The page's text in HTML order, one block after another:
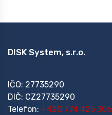
DISK System, s.r.o.
IČO: 27735290
DIČ: CZ27735290
Telefon: +420 774 425 306